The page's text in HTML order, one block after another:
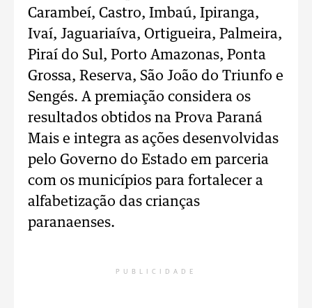
Carambeí, Castro, Imbaú, Ipiranga,
Ivaí, Jaguariaíva, Ortigueira, Palmeira,
Piraí do Sul, Porto Amazonas, Ponta
Grossa, Reserva, São João do Triunfo e
Sengés. A premiação considera os
resultados obtidos na Prova Paraná
Mais e integra as ações desenvolvidas
pelo Governo do Estado em parceria
com os municípios para fortalecer a
alfabetização das crianças
paranaenses.
PUBLICIDADE